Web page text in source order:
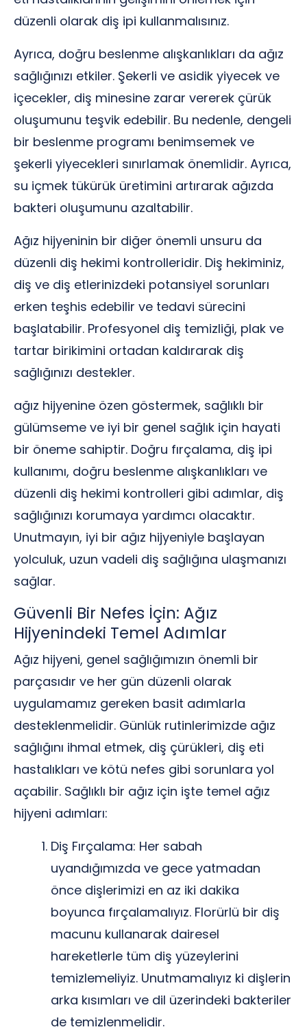
düzenli olarak diş ipi kullanmalısınız.
Ayrıca, doğru beslenme alışkanlıkları da ağız
sağlığınızı etkiler. Şekerli ve asidik yiyecek ve
içecekler, diş minesine zarar vererek çürük
oluşumunu teşvik edebilir. Bu nedenle, dengeli
bir beslenme programı benimsemek ve
şekerli yiyecekleri sınırlamak önemlidir. Ayrıca,
su içmek tükürük üretimini artırarak ağızda
bakteri oluşumunu azaltabilir.
Ağız hijyeninin bir diğer önemli unsuru da
düzenli diş hekimi kontrolleridir. Diş hekiminiz,
diş ve diş etlerinizdeki potansiyel sorunları
erken teşhis edebilir ve tedavi sürecini
başlatabilir. Profesyonel diş temizliği, plak ve
tartar birikimini ortadan kaldırarak diş
sağlığınızı destekler.
ağız hijyenine özen göstermek, sağlıklı bir
gülümseme ve iyi bir genel sağlık için hayati
bir öneme sahiptir. Doğru fırçalama, diş ipi
kullanımı, doğru beslenme alışkanlıkları ve
düzenli diş hekimi kontrolleri gibi adımlar, diş
sağlığınızı korumaya yardımcı olacaktır.
Unutmayın, iyi bir ağız hijyeniyle başlayan
yolculuk, uzun vadeli diş sağlığına ulaşmanızı
sağlar.
Güvenli Bir Nefes İçin: Ağız
Hijyenindeki Temel Adımlar
Ağız hijyeni, genel sağlığımızın önemli bir
parçasıdır ve her gün düzenli olarak
uygulamamız gereken basit adımlarla
desteklenmelidir. Günlük rutinlerimizde ağız
sağlığını ihmal etmek, diş çürükleri, diş eti
hastalıkları ve kötü nefes gibi sorunlara yol
açabilir. Sağlıklı bir ağız için işte temel ağız
hijyeni adımları:
Diş Fırçalama: Her sabah
uyandığımızda ve gece yatmadan
önce dişlerimizi en az iki dakika
boyunca fırçalamalıyız. Florürlü bir diş
macunu kullanarak dairesel
hareketlerle tüm diş yüzeylerini
temizlemeliyiz. Unutmamalıyız ki dişlerin
arka kısımları ve dil üzerindeki bakteriler
de temizlenmelidir.